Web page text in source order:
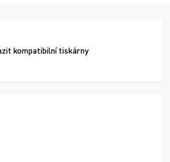
kompatibilní tiskárny